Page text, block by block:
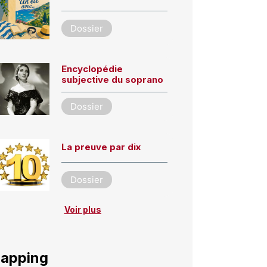
Dossier
Encyclopédie
subjective du soprano
Dossier
La preuve par dix
Dossier
Voir plus